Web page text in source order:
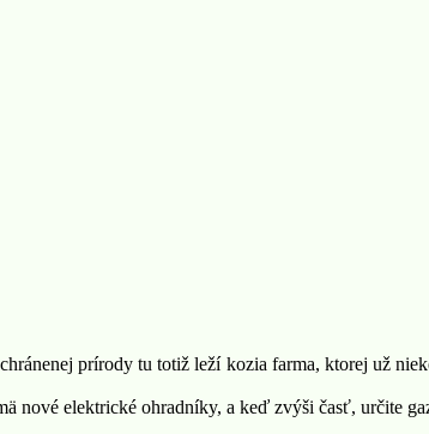
prírody tu totiž leží kozia farma, ktorej už
nové elektrické ohradníky, a keď zvýši časť, určite